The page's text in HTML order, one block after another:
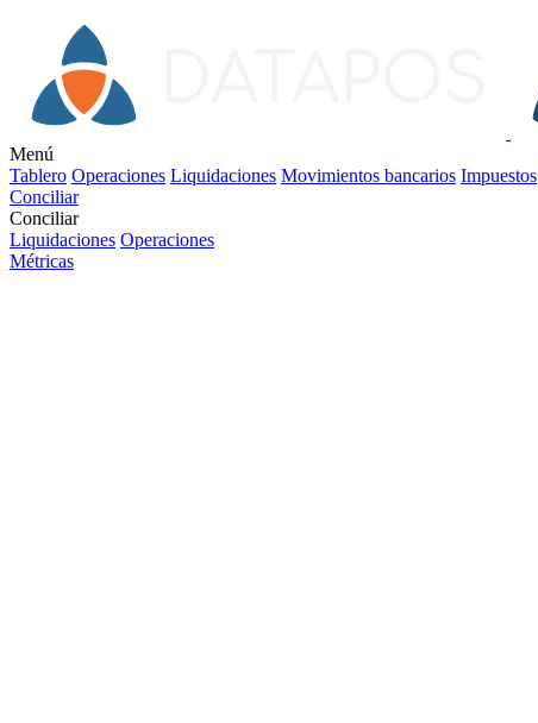
Menú
Tablero Operaciones Liquidaciones Movimientos bancarios Impuestos
Conciliar
Conciliar
Liquidaciones Operaciones
Métricas